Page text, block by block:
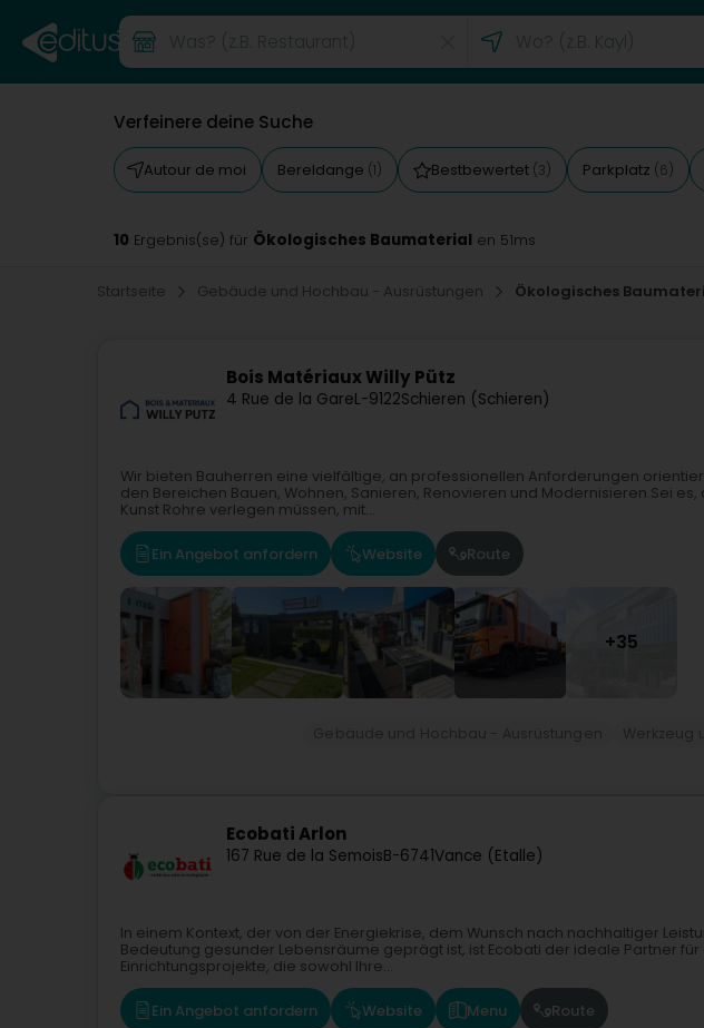
Verfeinere deine Suche
Autour de moi Bereldange (1) Bestbewertet (3) Parkplatz (6)
10 Ergebnis(se) für Ökologisches Baumaterial en 51ms
Startseite Gebäude und Hochbau - Ausrüstungen Ökologisches
Bois Matériaux Willy Pütz
4 Rue de la GareL-9122Schieren (Schieren)
Wir bieten Bauherren eine vielfältige, an professionellen Anforderungen
den Bereichen Bauen, Wohnen, Sanieren, Renovieren und Modernisieren.Sei
Kunst Rohre verlegen müssen, mit...
Ein Angebot anfordern Website Route
+35
Ecobati Arlon
167 Rue de la SemoisB-6741Vance (Etalle)
In einem Kontext, der von der Energiekrise, dem Wunsch nach nachhaltiger
Bedeutung gesunder Lebensräume geprägt ist, ist Ecobati der ideale Partner
Einrichtungsprojekte, die sowohl Ihre...
Ein Angebot anfordern Website Menu Route